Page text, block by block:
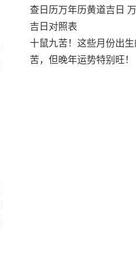
查日历万年历黄道吉日
吉日对照表
十鼠九苦！这些月份出
苦，但晚年运势特别旺！